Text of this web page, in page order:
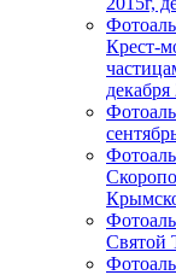
Крест-
Святой